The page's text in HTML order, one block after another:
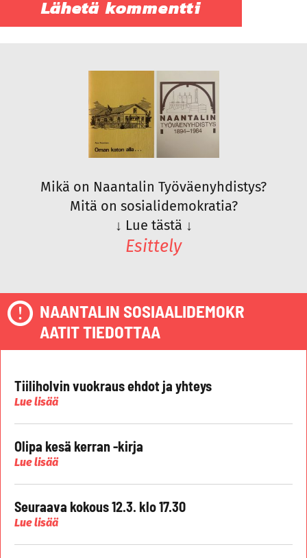
Mikä on Naantalin Työväenyhdistys?
Mitä on sosialidemokratia?
↓ Lue tästä ↓
Esittely
NAANTALIN SOSIAALIDEMOKR
AATIT TIEDOTTAA
Tiiliholvin vuokraus ehdot ja yhteys
Lue lisää
Olipa kesä kerran -kirja
Lue lisää
Seuraava kokous 12.3. klo 17.30
Lue lisää